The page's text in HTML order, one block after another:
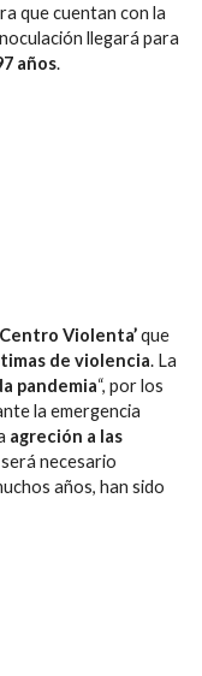
que cuentan con la
llegará para
años.
Violenta’que
de violencia. La
pandemia“, por los
la emergencia
agreción a las
necesario
años, han sido